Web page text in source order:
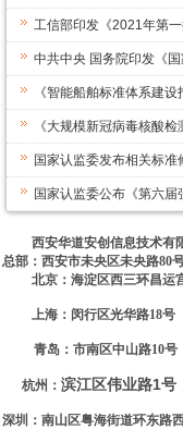
工信部印发《2021年第
中共中央 国务院印发《
《智能船舶标准体系建
《大规模新冠病毒核酸
国家认监委公布《第六届
西安华道安创信息技
总部：西安市未央区未央路
北京：海淀区西三环昌
上海：闵行区光华路
青岛：市南区中山
杭州： 滨江区伟
深圳：南山区粤海街道环东路